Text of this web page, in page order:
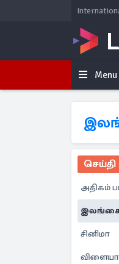
Menu
செய்தி
அதிகம்
சினிமா